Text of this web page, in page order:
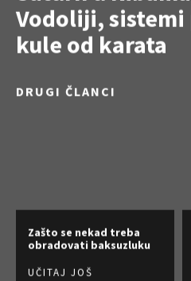
Vodoliji, sistemi
kule od karata
DRUGI ČLANCI
Zašto se nekad treba
obradovati baksuzluku
UČITAJ JOŠ